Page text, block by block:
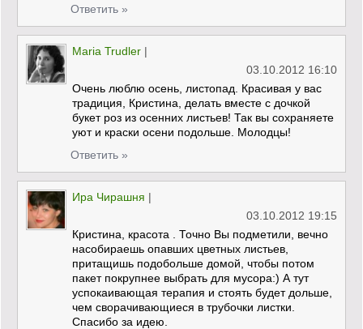
Ответить »
Maria Trudler |
03.10.2012 16:10
Очень люблю осень, листопад. Красивая у вас
традиция, Кристина, делать вместе с дочкой
букет роз из осенних листьев! Так вы сохраняете
уют и краски осени подольше. Молодцы!
Ответить »
Ира Чирашня |
03.10.2012 19:15
Кристина, красота . Точно Вы подметили, вечно
насобираешь опавших цветных листьев,
притащишь подобольше домой, чтобы потом
пакет покрупнее выбрать для мусора:) А тут
успокаивающая терапия и стоять будет дольше,
чем сворачивающиеся в трубочки листки.
Спасибо за идею.